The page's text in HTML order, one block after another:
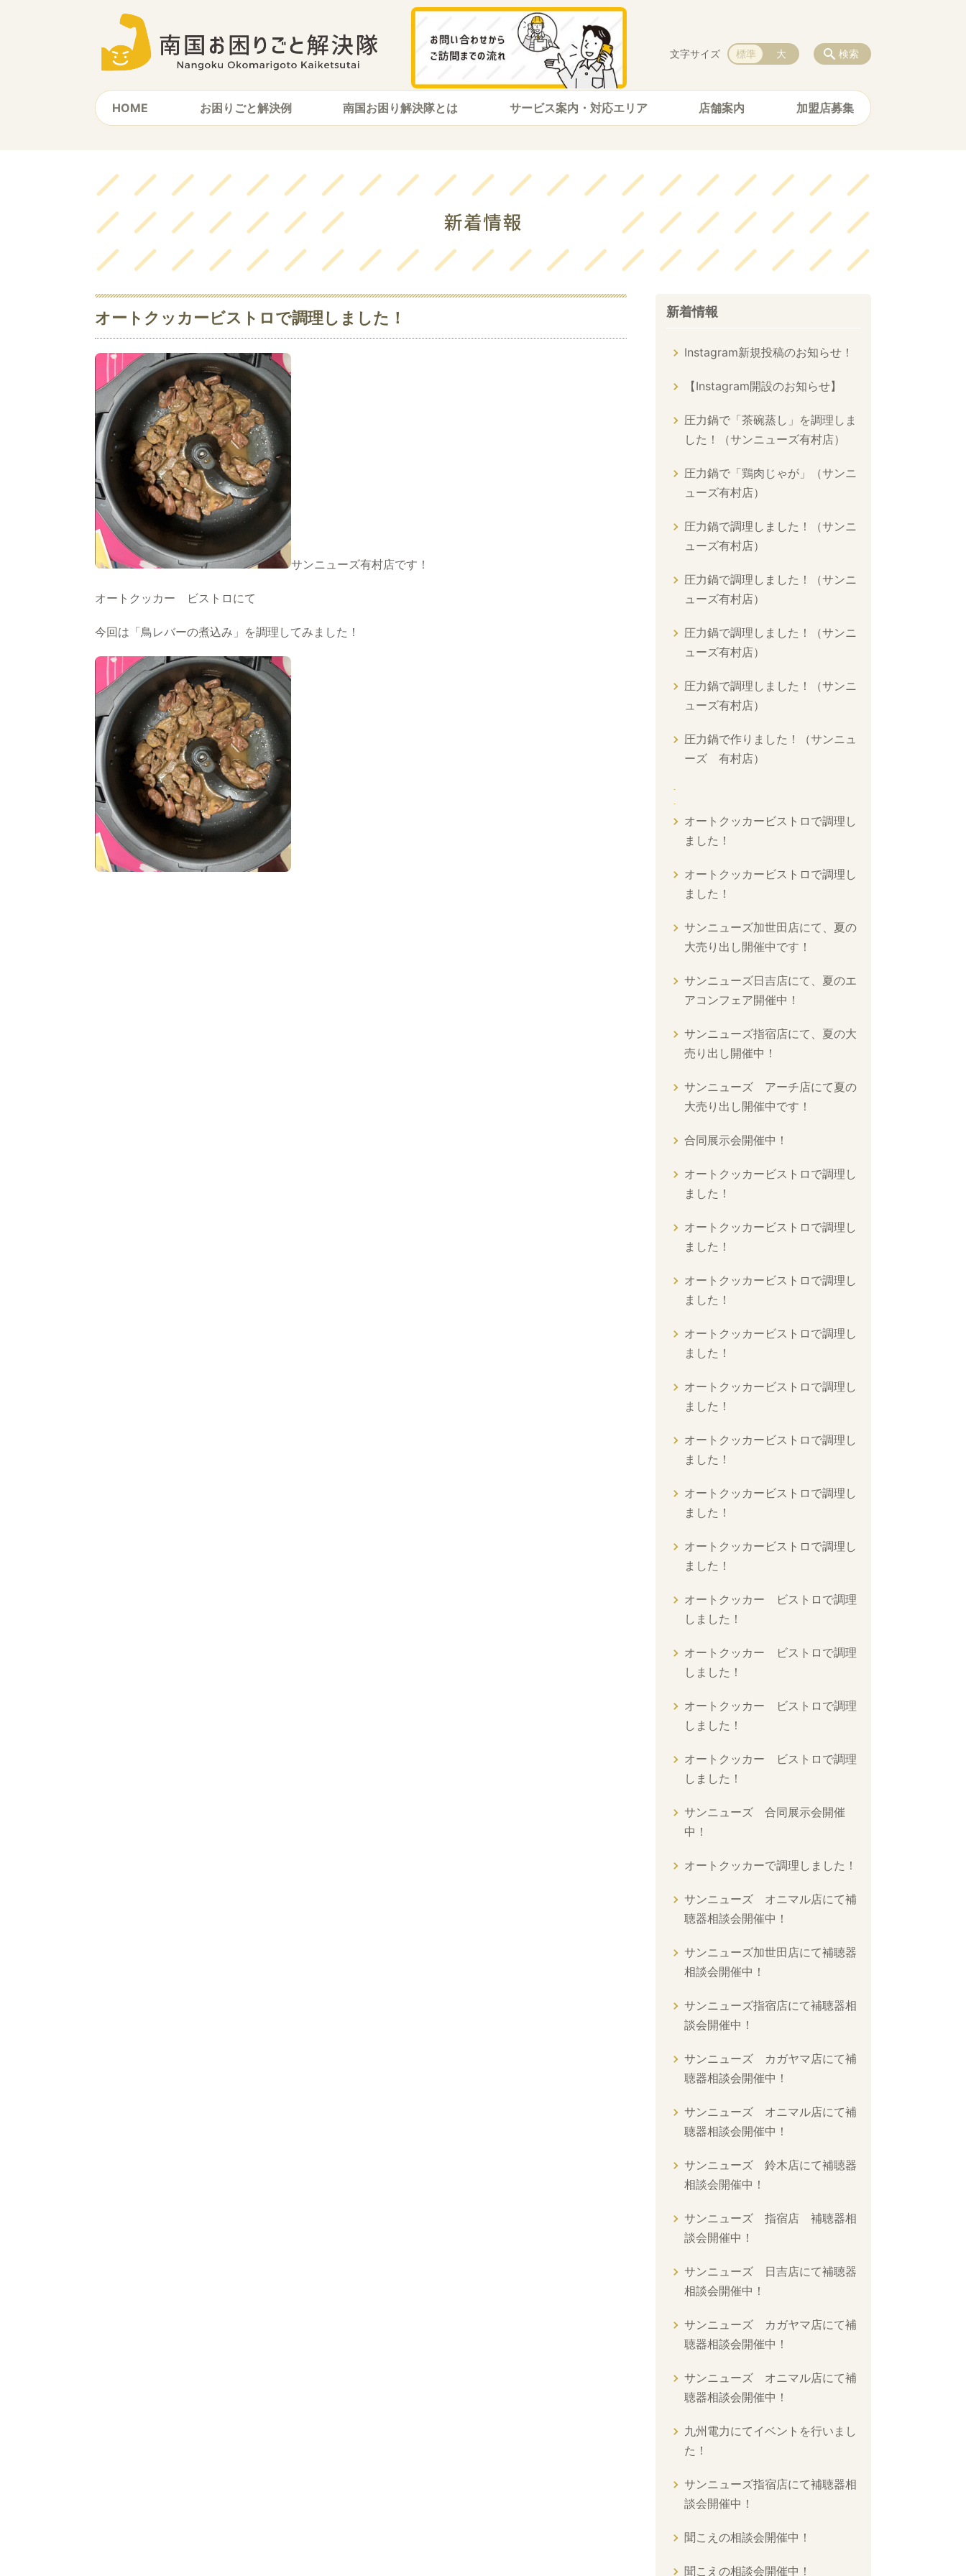
HOME お困りごと解決例 南国お困り解決隊とは サービス案内・対応エリア 店舗案内 加盟店募集
検索
文字サイズ 標準 大
オートクッカービストロで調理しました！
サンニューズ有村店です！
オートクッカー ビストロにて
今回は「鳥レバーの煮込み」を調理してみました！
新着情報
Instagram新規投稿のお知らせ！
【Instagram開設のお知らせ】
圧力鍋で「茶碗蒸し」を調理しま
した！（サンニューズ有村店）
圧力鍋で「鶏肉じゃが」（サンニ
ューズ有村店）
圧力鍋で調理しました！（サンニ
ューズ有村店）
圧力鍋で調理しました！（サンニ
ューズ有村店）
圧力鍋で調理しました！（サンニ
ューズ有村店）
圧力鍋で調理しました！（サンニ
ューズ有村店）
圧力鍋で作りました！（サンニュ
ーズ 有村店）
オートクッカービストロで調理し
ました！
オートクッカービストロで調理し
ました！
サンニューズ加世田店にて、夏の
大売り出し開催中です！
サンニューズ日吉店にて、夏のエ
アコンフェア開催中！
サンニューズ指宿店にて、夏の大
売り出し開催中！
サンニューズ アーチ店にて夏の
大売り出し開催中です！
合同展示会開催中！
オートクッカービストロで調理し
ました！
オートクッカービストロで調理し
ました！
オートクッカービストロで調理し
ました！
オートクッカービストロで調理し
ました！
オートクッカービストロで調理し
ました！
オートクッカービストロで調理し
ました！
オートクッカービストロで調理し
ました！
オートクッカービストロで調理し
ました！
オートクッカー ビストロで調理
しました！
オートクッカー ビストロで調理
しました！
オートクッカー ビストロで調理
しました！
オートクッカー ビストロで調理
しました！
サンニューズ 合同展示会開催
中！
オートクッカーで調理しました！
サンニューズ オニマル店にて補
聴器相談会開催中！
サンニューズ加世田店にて補聴器
相談会開催中！
サンニューズ指宿店にて補聴器相
談会開催中！
サンニューズ カガヤマ店にて補
聴器相談会開催中！
サンニューズ オニマル店にて補
聴器相談会開催中！
サンニューズ 鈴木店にて補聴器
相談会開催中！
サンニューズ 指宿店 補聴器相
談会開催中！
サンニューズ 日吉店にて補聴器
相談会開催中！
サンニューズ カガヤマ店にて補
聴器相談会開催中！
サンニューズ オニマル店にて補
聴器相談会開催中！
九州電力にてイベントを行いまし
た！
サンニューズ指宿店にて補聴器相
談会開催中！
聞こえの相談会開催中！
聞こえの相談会開催中！